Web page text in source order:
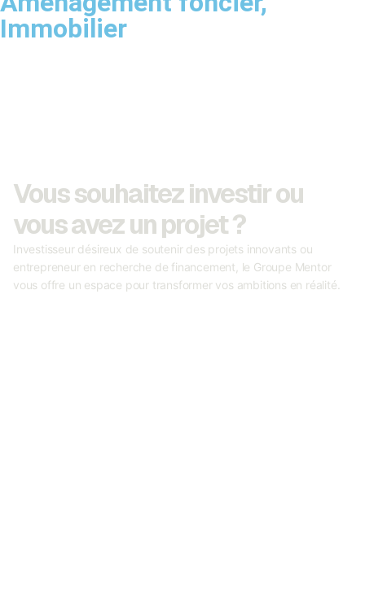
Immobilier
Vous souhaitez investir ou
vous avez un projet ?
Investisseur désireux de soutenir des projets innovants ou
entrepreneur en recherche de financement, le Groupe Mentor
vous offre un espace pour transformer vos ambitions en réalité.